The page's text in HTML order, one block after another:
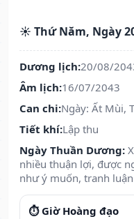
☀️ Thứ Năm, Ngày
Dương lịch:20/08/
Âm lịch:16/07/2043
Can chi:Ngày: Ất Mùi,
Tiết khí:Lập thu
Ngày Thuần Dương:
nhiều thuận lợi, được
như ý muốn, tranh
⏱️ Giờ Hoàng đạo